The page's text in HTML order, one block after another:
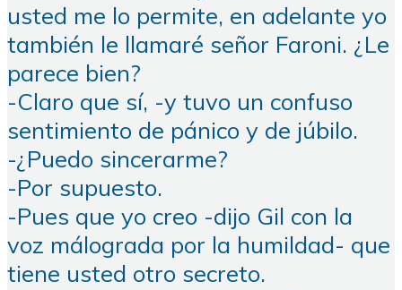
usted me lo permite, en adelante yo
también le llamaré señor Faroni. ¿Le
parece bien?
-Claro que sí, -y tuvo un confuso
sentimiento de pánico y de júbilo.
-¿Puedo sincerarme?
-Por supuesto.
-Pues que yo creo -dijo Gil con la
voz málograda por la humildad- que
tiene usted otro secreto.